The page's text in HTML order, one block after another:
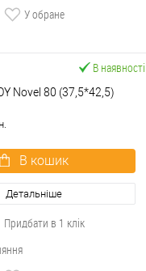
У обране
В наявності
Novel 80 (37,5*42,5)
В кошик
Детальніше
Придбати в 1 клік